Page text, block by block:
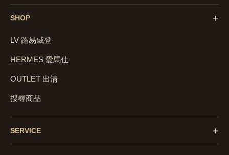
SHOP +
LV 路易威登
HERMES 愛馬仕
OUTLET 出清
搜尋商品
SERVICE +